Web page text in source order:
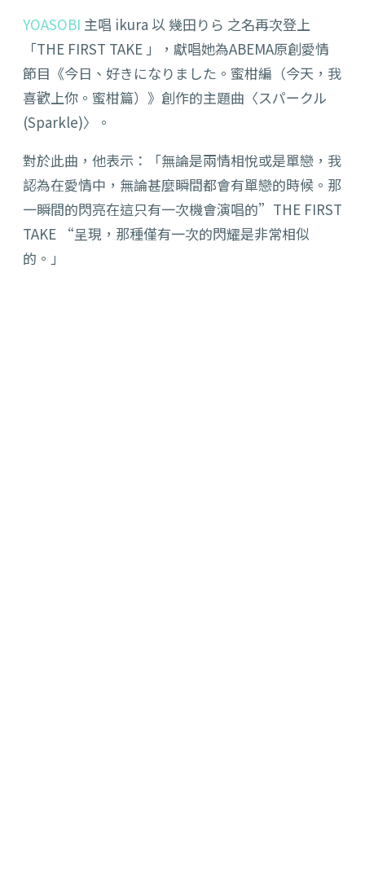
YOASOBI 主唱 ikura 以 幾田りら 之名再次登上
「THE FIRST TAKE 」，獻唱她為ABEMA原創愛情
節目《今日、好きになりました。蜜柑編（今天，我
喜歡上你。蜜柑篇）》創作的主題曲〈スパークル
(Sparkle)〉。
對於此曲，他表示：「無論是兩情相悅或是單戀，我
認為在愛情中，無論甚麼瞬間都會有單戀的時候。那
一瞬間的閃亮在這只有一次機會演唱的”THE FIRST
TAKE “呈現，那種僅有一次的閃耀是非常相似
的。」